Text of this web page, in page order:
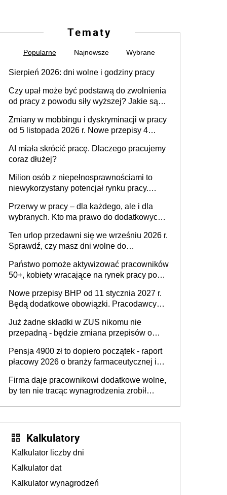
Tematy
Popularne Najnowsze Wybrane
Sierpień 2026: dni wolne i godziny pracy
Czy upał może być podstawą do zwolnienia
od pracy z powodu siły wyższej? Jakie są
Zmiany w mobbingu i dyskryminacji w pracy
od 5 listopada 2026 r. Nowe przepisy 4
Ustaw
AI miała skrócić pracę. Dlaczego pracujemy
coraz dłużej?
Milion osób z niepełnosprawnościami to
niewykorzystany potencjał rynku pracy.
dofinansowań czy refundacji, ale bariery po
stronie systemu i świadomości
pracodawców [WYWIAD]
Przerwy w pracy – dla każdego, ale i dla
wybranych. Kto ma prawo do dodatkowych
Ten urlop przedawni się we wrześniu 2026 r.
Sprawdź, czy masz dni wolne do
Państwo pomoże aktywizować pracowników
50+, kobiety wracające na rynek pracy po
osoby neuroatypowe. Powstanie Fundusz
na rzecz Inkluzywności w Zatrudnianiu?
Nowe przepisy BHP od 11 stycznia 2027 r.
Będą dodatkowe obowiązki. Pracodawcy
Już żadne składki w ZUS nikomu nie
przepadną - będzie zmiana przepisów o
ubezpieczeniom społecznym
Pensja 4900 zł to dopiero początek - raport
płacowy 2026 o branży farmaceutycznej i
Firma daje pracownikowi dodatkowe wolne,
by ten nie tracąc wynagrodzenia zrobił
Kalkulatory
Kalkulator liczby dni
Kalkulator dat
Kalkulator wynagrodzeń